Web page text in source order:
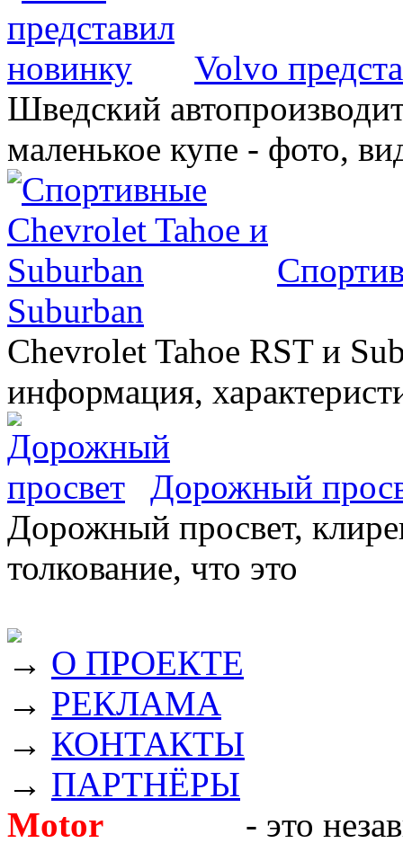
Volvo
Шведский
маленькое купе - фото,
Suburban
Chevrolet Tahoe RST и
информация,
Дорожный
Дорожный просвет,
толкование, что это
→ О ПРОЕКТЕ
→ РЕКЛАМА
→ КОНТАКТЫ
→ ПАРТНЁРЫ
Motor
- это